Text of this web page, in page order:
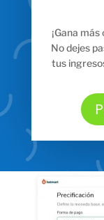
¡Gana
No dejes
tus